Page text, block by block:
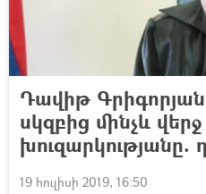
Դավիթ
սկզբից մինչև
խուզարկությանը.
19 հուլիսի 2019, 16:50